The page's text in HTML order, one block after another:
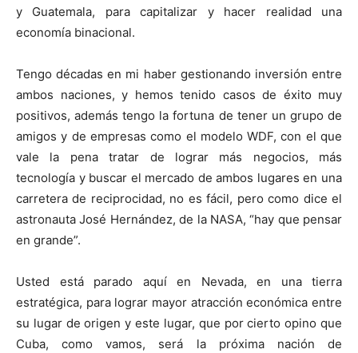
y Guatemala, para capitalizar y hacer realidad una
economía binacional.
Tengo décadas en mi haber gestionando inversión entre
ambos naciones, y hemos tenido casos de éxito muy
positivos, además tengo la fortuna de tener un grupo de
amigos y de empresas como el modelo WDF, con el que
vale la pena tratar de lograr más negocios, más
tecnología y buscar el mercado de ambos lugares en una
carretera de reciprocidad, no es fácil, pero como dice el
astronauta José Hernández, de la NASA, “hay que pensar
en grande”.
Usted está parado aquí en Nevada, en una tierra
estratégica, para lograr mayor atracción económica entre
su lugar de origen y este lugar, que por cierto opino que
Cuba, como vamos, será la próxima nación de